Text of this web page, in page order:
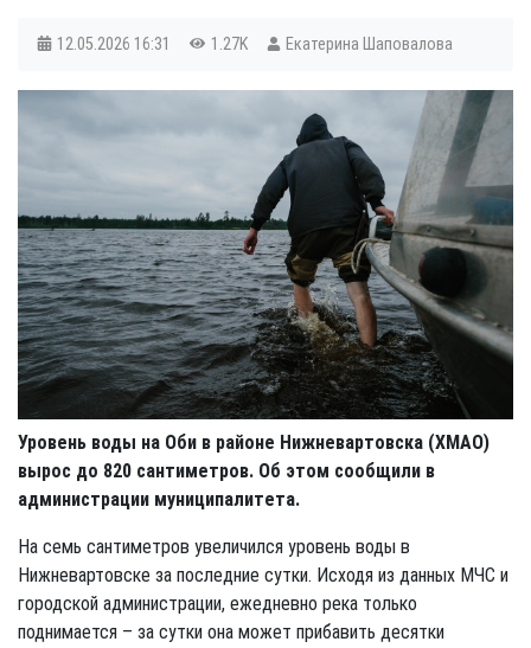
12.05.2026 16:31 1.27K Екатерина Шаповалова
Уровень воды на Оби в районе Нижневартовска (ХМАО)
вырос до 820 сантиметров. Об этом сообщили в
администрации муниципалитета.
На семь сантиметров увеличился уровень воды в
Нижневартовске за последние сутки. Исходя из данных МЧС и
городской администрации, ежедневно река только
поднимается – за сутки она может прибавить десятки